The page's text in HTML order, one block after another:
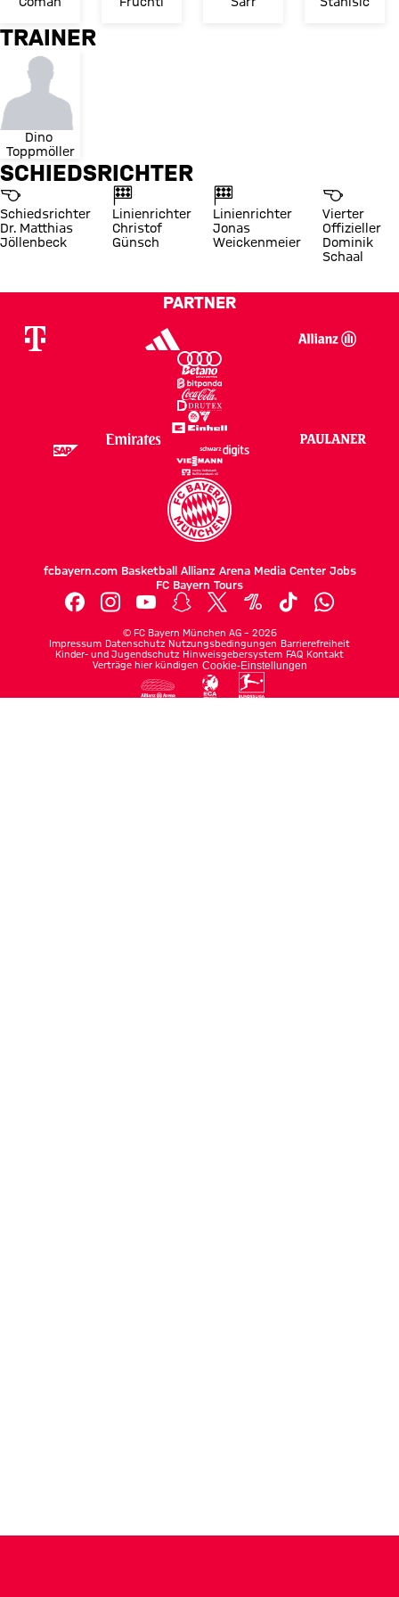
TRAINER
Dino
Toppmöller
SCHIEDSRICHTER
Schiedsrichter
Dr. Matthias
Jöllenbeck
Linienrichter
Christof
Günsch
Linienrichter
Jonas
Weickenmeier
Vierter
Offizieller
Dominik
Schaal
PARTNER
fcbayern.com Basketball Allianz Arena Media Center Jobs
FC Bayern Tours
© FC Bayern München AG – 2026
Impressum Datenschutz Nutzungsbedingungen Barrierefreiheit
Kinder- und Jugendschutz Hinweisgebersystem FAQ Kontakt
Verträge hier kündigen Cookie-Einstellungen